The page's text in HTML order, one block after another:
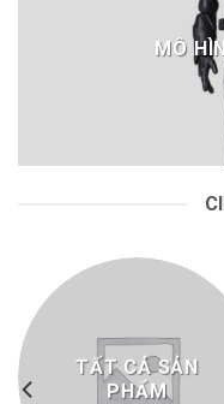
MÔ
TẤT CẢ SẢN
PHẨM